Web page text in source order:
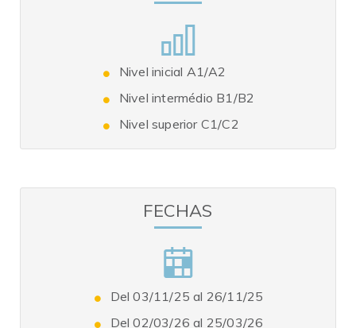
Nivel inicial A1/A2
Nivel intermédio B1/B2
Nivel superior C1/C2
FECHAS
Del 03/11/25 al 26/11/25
Del 02/03/26 al 25/03/26